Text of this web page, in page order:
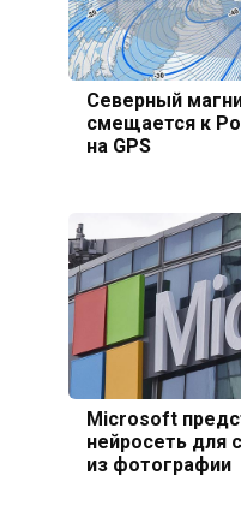
Северный
смещается к
на GPS
Microsoft
нейросеть для
из фотографии